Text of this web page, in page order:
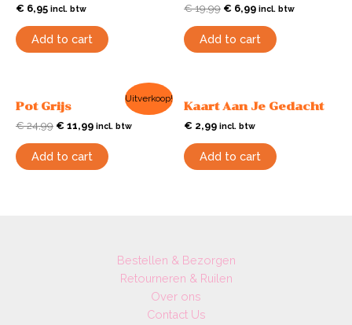
€ 6,95 incl. btw
Add to cart
€19,99 € 6,99 incl. btw
Add to cart
Uitverkoop!
Pot Grijs
€24,99 € 11,99 incl. btw
Add to cart
Kaart Aan Je Gedacht
€ 2,99 incl. btw
Add to cart
Bestellen & Bezorgen
Retourneren & Ruilen
Over ons
Contact Us